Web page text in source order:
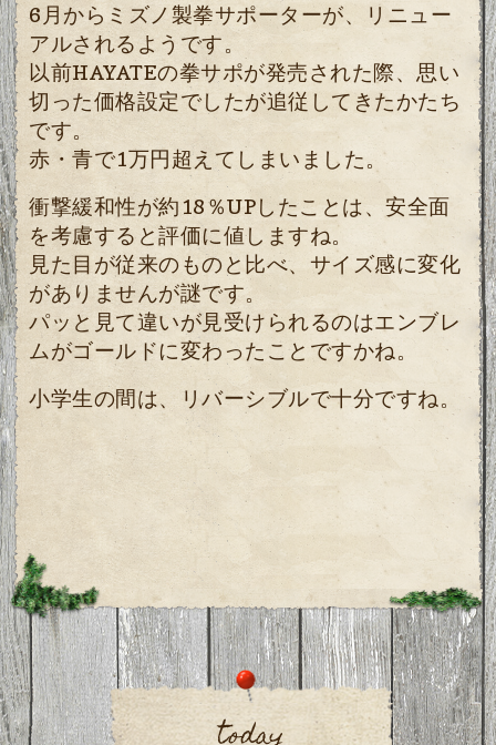
6月からミズノ製拳サポーターが、リニュー
アルされるようです。
以前HAYATEの拳サポが発売された際、思い
切った価格設定でしたが追従してきたかたち
です。
赤・青で1万円超えてしまいました。
衝撃緩和性が約18％UPしたことは、安全面
を考慮すると評価に値しますね。
見た目が従来のものと比べ、サイズ感に変化
がありませんが謎です。
パッと見て違いが見受けられるのはエンブレ
ムがゴールドに変わったことですかね。
小学生の間は、リバーシブルで十分ですね。